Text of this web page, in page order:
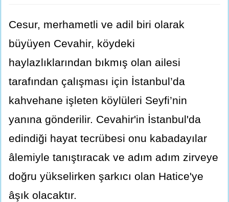
Cesur, merhametli ve adil biri olarak
büyüyen Cevahir, köydeki
haylazlıklarından bıkmış olan ailesi
tarafından çalışması için İstanbul’da
kahvehane işleten köylüleri Seyfi’nin
yanına gönderilir. Cevahir'in İstanbul'da
edindiği hayat tecrübesi onu kabadayılar
âlemiyle tanıştıracak ve adım adım zirveye
doğru yükselirken şarkıcı olan Hatice'ye
âşık olacaktır.